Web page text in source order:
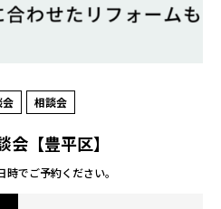
会 相談会
【豊平区】
でご予約ください。